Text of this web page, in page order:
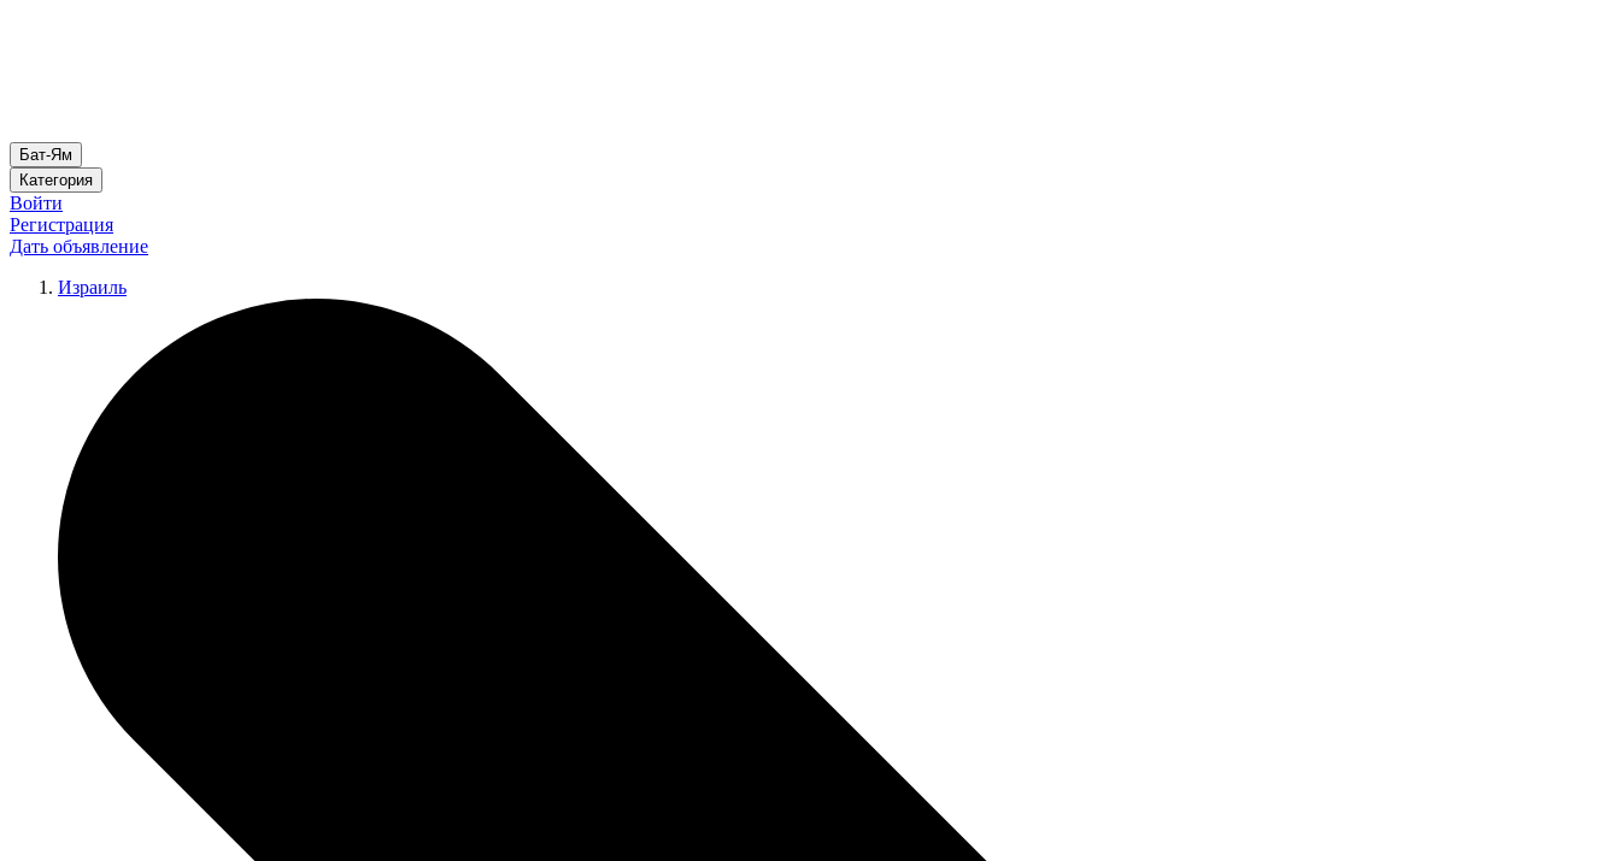
Бат-Ям
Категория
Войти
Регистрация
Дать объявление
Израиль